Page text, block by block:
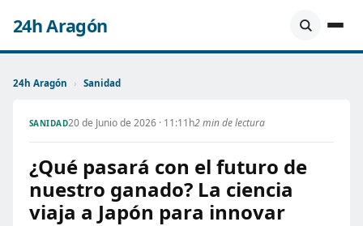
24h Aragón
24h Aragón › Sanidad
SANIDAD20 de Junio de 2026 · 11:11h2 min de lectura
¿Qué pasará con el futuro de
nuestro ganado? La ciencia
viaja a Japón para innovar